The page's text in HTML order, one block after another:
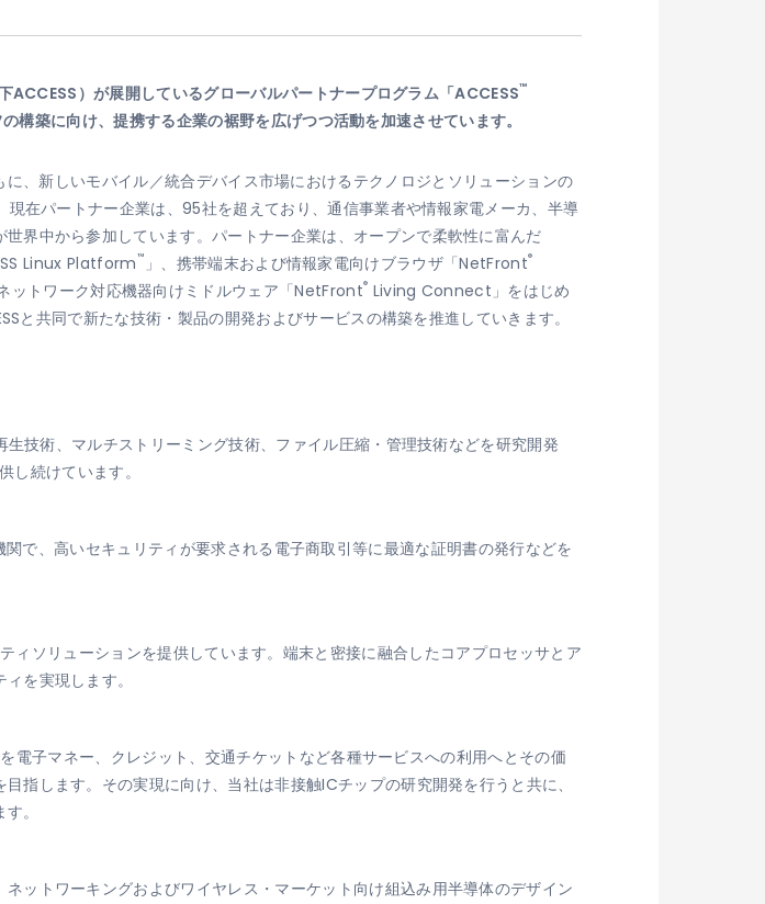
）が展開しているグローバルパートナープログラム「ACCESS™
築に向け、提携する企業の裾野を広げつつ活動を加速させています。
新しいモバイル／統合デバイス市場におけるテクノロジとソリューションの
在パートナー企業は、95社を超えており、通信事業者や情報家電メーカ、半導
界中から参加しています。パートナー企業は、オープンで柔軟性に富んだ
Linux Platform™ 」、携帯端末および情報家電向けブラウザ「NetFront®
トワーク対応機器向けミドルウェア「NetFront® Living Connect」をはじめ
と共同で新たな技術・製品の開発およびサービスの構築を推進していきます。
技術、マルチストリーミング技術、ファイル圧縮・管理技術などを研究開発
し続けています。
で、高いセキュリティが要求される電子商取引等に最適な証明書の発行などを
ソリューションを提供しています。端末と密接に融合したコアプロセッサとア
を実現します。
電子マネー、クレジット、交通チケットなど各種サービスへの利用へとその価
指します。その実現に向け、当社は非接触ICチップの研究開発を行うと共に、
。
ットワーキングおよびワイヤレス・マーケット向け組込み用半導体のデザイン